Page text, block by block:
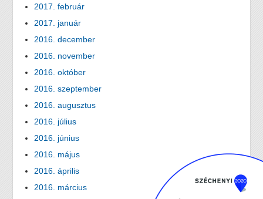
2017. február
2017. január
2016. december
2016. november
2016. október
2016. szeptember
2016. augusztus
2016. július
2016. június
2016. május
2016. április
2016. március